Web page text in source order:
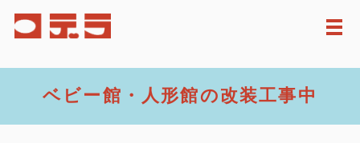
メ
ベビー館・人形館の改装工事中